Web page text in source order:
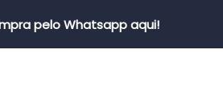
pelo Whatsapp aqui!